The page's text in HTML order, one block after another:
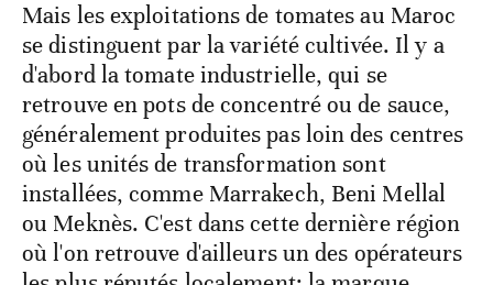
Mais les exploitations de tomates au Maroc
se distinguent par la variété cultivée. Il y a
d'abord la tomate industrielle, qui se
retrouve en pots de concentré ou de sauce,
généralement produites pas loin des centres
où les unités de transformation sont
installées, comme Marrakech, Beni Mellal
ou Meknès. C'est dans cette dernière région
où l'on retrouve d'ailleurs un des opérateurs